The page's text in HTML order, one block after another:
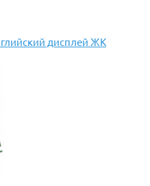
дисплей ЖК